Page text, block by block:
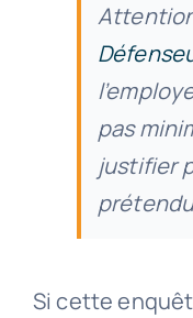
pas
justifier
Si cette